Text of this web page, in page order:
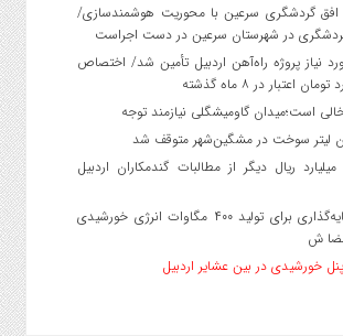
گردشگری سرعین با محوریت هوشمندسازی/
در شهرستان سرعین در دست اجراست
مورد نیاز پروژه راه‌آهن اردبیل تأمین شد/ اختصاص
است؛میدان گاومیشگلی نیازمند توجه
۲ هزار و ۶۰۰‌ میلیارد ریال دیگر از مطالبات گندمکاران اردبیل
تفاهم‌نامه سرمایه‌گذاری برای تولید ۴۰۰ مگاوات انرژی خورشیدی
ش
خورشیدی در بین عشایر اردبیل